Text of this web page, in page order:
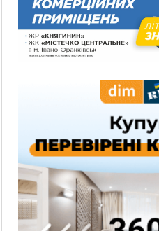
на лижах, пам'яті
13:30
ФОТО На Калущині
три дні блукав у лісі
13:14
Боднар розповів про
"Едельвейси"
Коломию з Днем міста
Вчора у Франківську,
Яремче зафіксували
11:45
У Надвірній п'яна жінка
хлопчика: суд призначив
компенсації
11:17
У басейні Дністра
посуха - рівні води